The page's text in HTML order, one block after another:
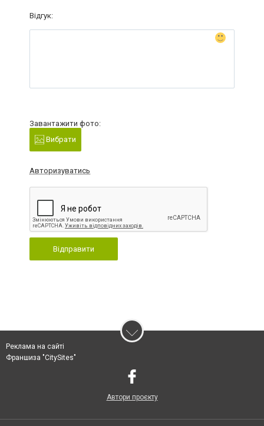
Відгук:
Завантажити фото:
Вибрати
Авторизуватись
Відправити
Реклама на сайті
Франшиза "CitySites"
Автори проєкту